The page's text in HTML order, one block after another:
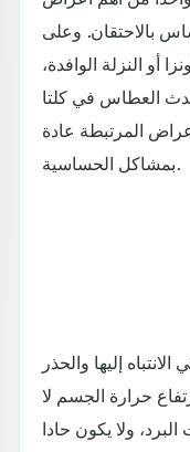
بالاحتقان. وعلى
أو النزلة الوافدة،
العطاس في كلتا
المرتبطة عادة
بمشاكل الحساسية.
إليها والحذر
حرارة الجسم لا